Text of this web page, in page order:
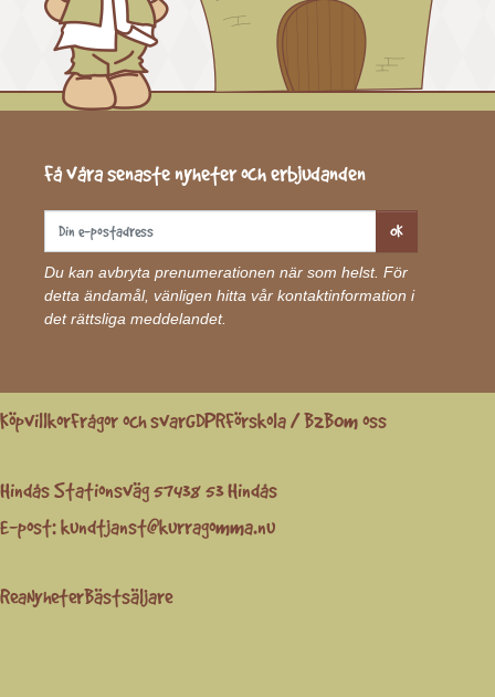
Få våra senaste nyheter och erbjudanden
OK
Du kan avbryta prenumerationen när som helst. För
detta ändamål, vänligen hitta vår kontaktinformation i
det rättsliga meddelandet.
KöpvillkorFrågor och svarGDPRFörskola / B2BOm oss
Hindås Stationsväg 57438 53 Hindås
E-post:kundtjanst@kurragomma.nu
ReaNyheterBästsäljare